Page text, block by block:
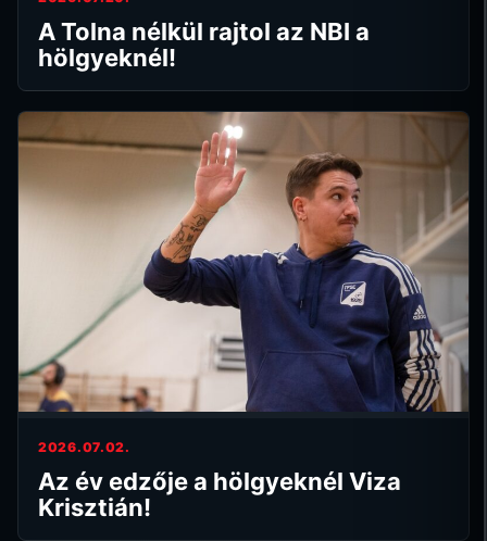
A Tolna nélkül rajtol az NBI a
hölgyeknél!
2026.07.02.
Az év edzője a hölgyeknél Viza
Krisztián!